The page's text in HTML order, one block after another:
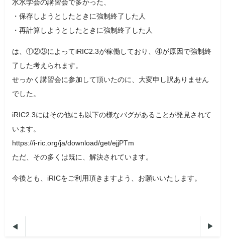
水水学会の講習会で多かった、
・保存しようとしたときに強制終了した人
・再計算しようとしたときに強制終了した人
は、①②③によってiRIC2.3が稼働しており、④が原因で強制終
了した考えられます。
せっかく講習会に参加して頂いたのに、大変申し訳ありません
でした。
iRIC2.3にはその他にも以下の様なバグがあることが発見されて
います。
https://i-ric.org/ja/download/get/ejjPTm
ただ、その多くは既に、解決されています。
今後とも、iRICをご利用頂きますよう、お願いいたします。
 